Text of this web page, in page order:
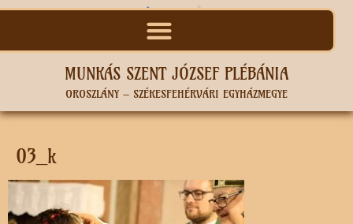
MUNKÁS SZENT JÓZSEF PLÉBÁNIA
OROSZLÁNY – SZÉKESFEHÉRVÁRI EGYHÁZMEGYE
03_k